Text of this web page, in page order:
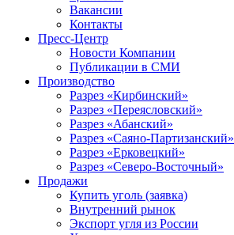
Вакансии
Контакты
Пресс-Центр
Новости Компании
Публикации в СМИ
Производство
Разрез «Кирбинский»
Разрез «Переясловский»
Разрез «Абанский»
Разрез «Саяно-Партизанский»
Разрез «Ерковецкий»
Разрез «Северо-Восточный»
Продажи
Купить уголь (заявка)
Внутренний рынок
Экспорт угля из России